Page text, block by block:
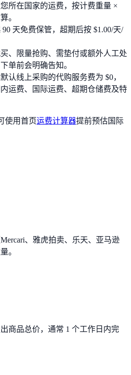
所在国家的运费，按计费重量 ×
。
天免费保管，超期后按 $1.00/天/
、限量抢购、需垫付或额外人工处
单前会明确告知。
认线上采购的代购服务费为 $0，
运费、国际运费、超期仓储费及特
使用首页运费计算器提前预估国际
、雅虎拍卖、乐天、亚马逊
。
商品总价，通常 1 个工作日内完